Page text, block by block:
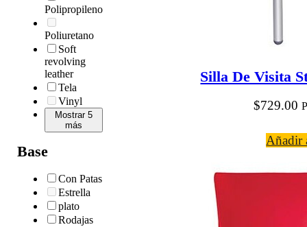
Polipropileno
Poliuretano
Soft
revolving
leather
Tela
Vinyl
Mostrar 5
más
Base
Con Patas
Estrella
plato
Rodajas
Silla De Visita
$729.00
Añadir